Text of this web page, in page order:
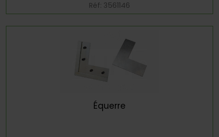
Réf: 3561146
Équerre